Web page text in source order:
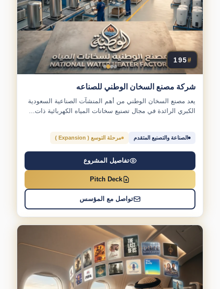
#
195
شركة مصنع السخان الوطني للصناعه
يعد مصنع السخان الوطني من أهم المنشآت الصناعية السعودية
الكبري الرائدة في مجال تصنيع سخانات المياه الكهربائية ذات...
الصناعة والتصنيع المتقدم مرحلة التوسع ( Expansion )
تفاصيل المشروع
Pitch Deck
تواصل مع المؤسس